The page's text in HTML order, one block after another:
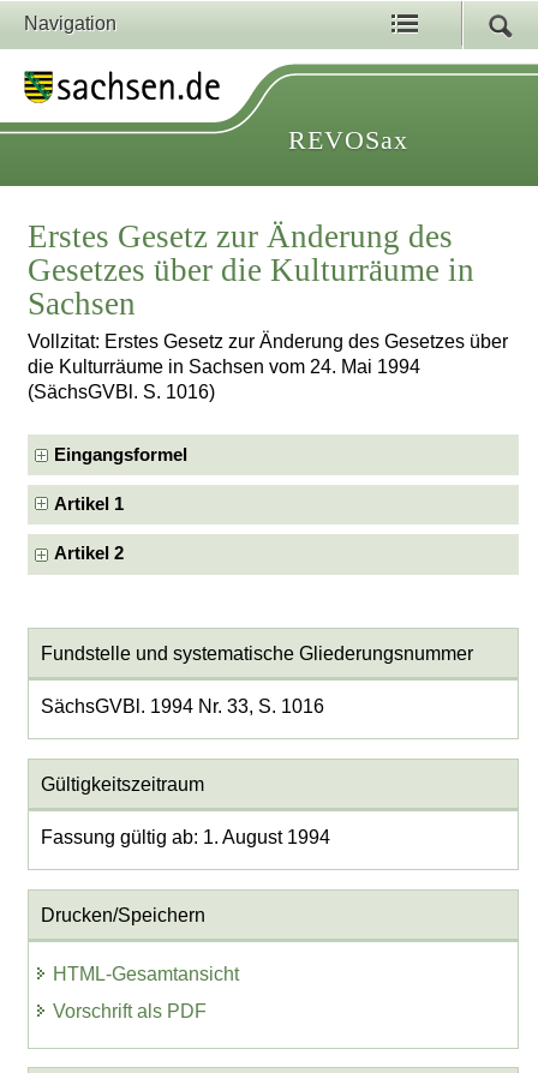
Navigation
REVOSax
Erstes Gesetz zur Änderung des
Gesetzes über die Kulturräume in
Sachsen
Vollzitat: Erstes Gesetz zur Änderung des Gesetzes über
die Kulturräume in Sachsen vom 24. Mai 1994
(SächsGVBl. S. 1016)
Eingangsformel
Artikel 1
Artikel 2
Fundstelle und systematische Gliederungsnummer
SächsGVBl. 1994 Nr. 33, S. 1016
Gültigkeitszeitraum
Fassung gültig ab: 1. August 1994
Drucken/Speichern
HTML-Gesamtansicht
Vorschrift als PDF